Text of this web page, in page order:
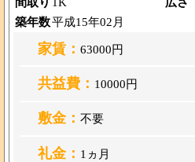
築年数平成15年02月
家賃： 63000円
共益費： 10000円
敷金： 不要
礼金： 1ヵ月